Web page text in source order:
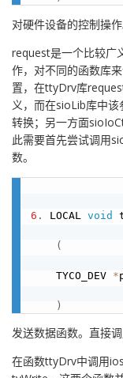
对硬件设备的控制操作
request是一个比较广
作，对不同的函数库
置，在ttyDrv库
义，而在sioLib库中该
转换；另一方面
此需要首先尝试调用
数。
6 . LOCAL void
(
    TYCO_DEV
*
)
发送数据函数。直接
在函数ttyDrv中调用